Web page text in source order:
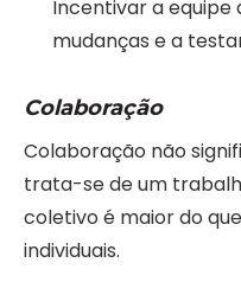
Incentivar a
mudanças e a
Colaboração
Colaboração não
trata-se de um
coletivo é maior do
individuais.